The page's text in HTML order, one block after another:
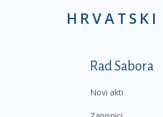
HRVATSKI
Podnožje
Rad Sabora
Novi akti